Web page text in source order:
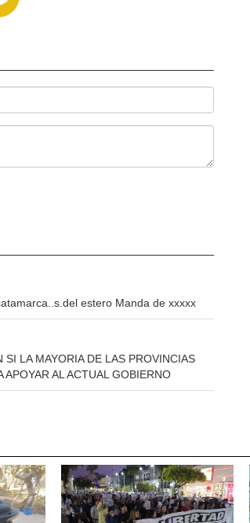
estero Manda de xxxxx
LA MAYORIA DE LAS PROVINCIAS
AL ACTUAL GOBIERNO